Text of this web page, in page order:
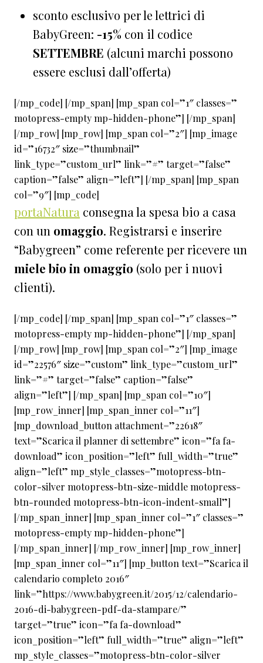
sconto esclusivo per le lettrici di
BabyGreen: -15% con il codice
SETTEMBRE (alcuni marchi possono
essere esclusi dall’offerta)
[/mp_code] [/mp_span] [mp_span col=”1″ classes=”
motopress-empty mp-hidden-phone”] [/mp_span]
[/mp_row] [mp_row] [mp_span col=”2″] [mp_image
id=”16732″ size=”thumbnail”
link_type=”custom_url” link=”#” target=”false”
caption=”false” align=”left”] [/mp_span] [mp_span
col=”9″] [mp_code]
portaNatura consegna la spesa bio a casa
con un omaggio. Registrarsi e inserire
“Babygreen” come referente per ricevere un
miele bio in omaggio (solo per i nuovi
clienti).
[/mp_code] [/mp_span] [mp_span col=”1″ classes=”
motopress-empty mp-hidden-phone”] [/mp_span]
[/mp_row] [mp_row] [mp_span col=”2″] [mp_image
id=”22576″ size=”custom” link_type=”custom_url”
link=”#” target=”false” caption=”false”
align=”left”] [/mp_span] [mp_span col=”10″]
[mp_row_inner] [mp_span_inner col=”11″]
[mp_download_button attachment=”22618″
text=”Scarica il planner di settembre” icon=”fa fa-
download” icon_position=”left” full_width=”true”
align=”left” mp_style_classes=”motopress-btn-
color-silver motopress-btn-size-middle motopress-
btn-rounded motopress-btn-icon-indent-small”]
[/mp_span_inner] [mp_span_inner col=”1″ classes=”
motopress-empty mp-hidden-phone”]
[/mp_span_inner] [/mp_row_inner] [mp_row_inner]
[mp_span_inner col=”11″] [mp_button text=”Scarica il
calendario completo 2016″
link=”https://www.babygreen.it/2015/12/calendario-
2016-di-babygreen-pdf-da-stampare/”
target=”true” icon=”fa fa-download”
icon_position=”left” full_width=”true” align=”left”
mp_style_classes=”motopress-btn-color-silver